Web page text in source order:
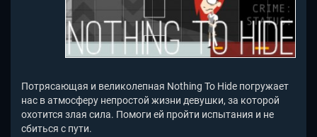
Потрясающая и великолепная Nothing To Hide погружает
нас в атмосферу непростой жизни девушки, за которой
охотится злая сила. Помоги ей пройти испытания и не
сбиться с пути.